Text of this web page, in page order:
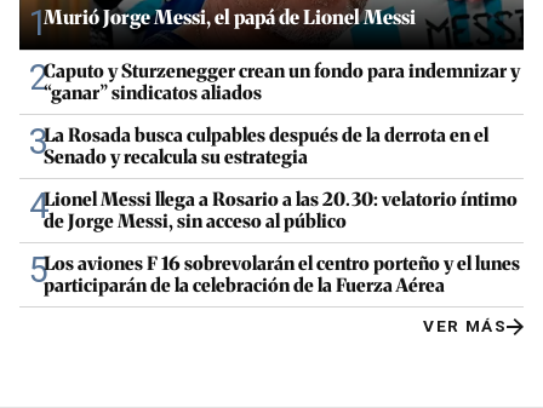
1Murió Jorge Messi, el papá de Lionel Messi
2Caputo y Sturzenegger crean un fondo para indemnizar y
“ganar” sindicatos aliados
3La Rosada busca culpables después de la derrota en el
Senado y recalcula su estrategia
4Lionel Messi llega a Rosario a las 20.30: velatorio íntimo
de Jorge Messi, sin acceso al público
5Los aviones F 16 sobrevolarán el centro porteño y el lunes
participarán de la celebración de la Fuerza Aérea
VER MÁS